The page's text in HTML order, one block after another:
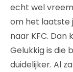
echt wel
om het laatste
naar KFC.
Gelukkig is die
duidelijker. Al